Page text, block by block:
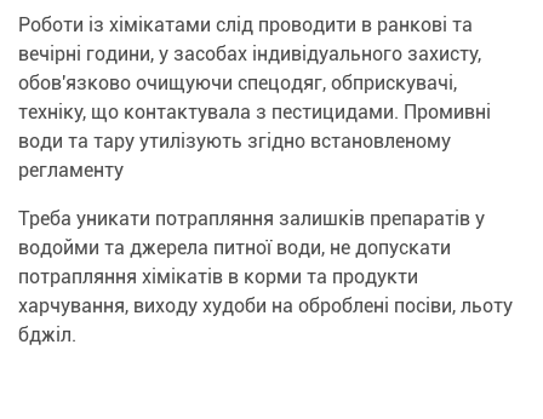
Роботи із хімікатами слід проводити в ранкові та
вечірні години, у засобах індивідуального захисту,
обов'язково очищуючи спецодяг, обприскувачі,
техніку, що контактувала з пестицидами. Промивні
води та тару утилізують згідно встановленому
регламенту
Треба уникати потрапляння залишків препаратів у
водойми та джерела питної води, не допускати
потрапляння хімікатів в корми та продукти
харчування, виходу худоби на оброблені посіви, льоту
бджіл.